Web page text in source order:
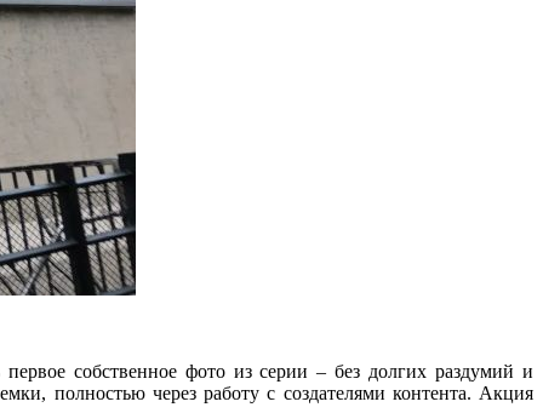
собственное фото из серии – без долгих раздумий и
полностью через работу с создателями контента. Акция